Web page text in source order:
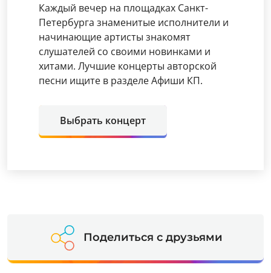
Каждый вечер на площадках Санкт-
Петербурга знаменитые исполнители и
начинающие артисты знакомят
слушателей со своими новинками и
хитами. Лучшие концерты авторской
песни ищите в разделе Афиши КП.
Выбрать концерт
Поделиться с друзьями